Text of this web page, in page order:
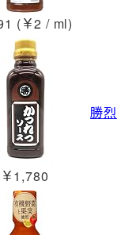
(￥2 / ml)
￥1,780
勝